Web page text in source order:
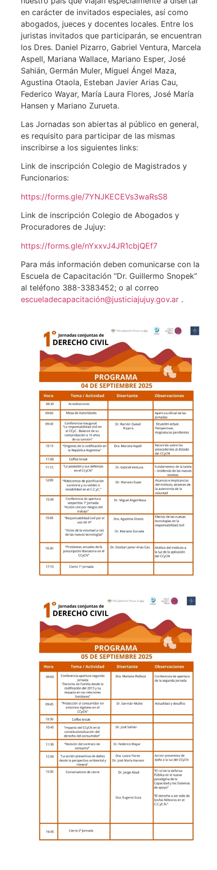
en carácter de invitados especiales, así como
abogados, jueces y docentes locales. Entre los
juristas invitados que participarán, se encuentran
los Dres. Daniel Pizarro, Gabriel Ventura, Marcela
Aspell, Mariana Wallace, Mariano Esper, José
Sahián, Germán Muler, Miguel Ángel Maza,
Agustina Otaola, Esteban Javier Arias Cau,
Federico Wayar, María Laura Flores, José María
Hansen y Mariano Zurueta.
Las Jornadas son abiertas al público en general,
es requisito para participar de las mismas
inscribirse a los siguientes links:
Link de inscripción Colegio de Magistrados y
Funcionarios:
https://forms.gle/7YNJKECEVs3waRsS8
Link de inscripción Colegio de Abogados y
Procuradores de Jujuy:
https://forms.gle/nYxxvJ4JR1cbjQEf7
Para más información deben comunicarse con la
Escuela de Capacitación “Dr. Guillermo Snopek”
al teléfono 388-3383452; o al correo
escueladecapacitación@justiciajujuy.gov.ar.